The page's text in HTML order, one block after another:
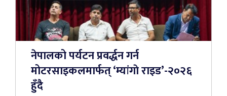
नेपालको पर्यटन प्रवर्द्धन गर्न
मोटरसाइकलमार्फत् ‘म्यांगाे राइड’-२०२६
हुँदै